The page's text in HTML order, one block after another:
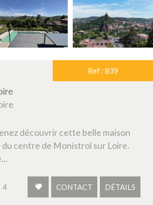
Ref : 839
découvrir cette belle maison
centre de Monistrol sur Loire.
4 CONTACT DÉTAILS